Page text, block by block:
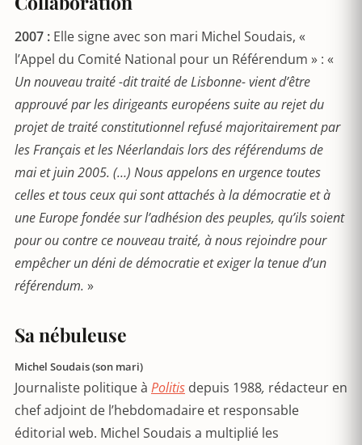
2007 : Elle signe avec son mari Michel Soudais, «
l’Appel du Comité National pour un Référendum » : «
Un nouveau traité -dit traité de Lisbonne- vient d’être
approuvé par les dirigeants européens suite au rejet du
projet de traité constitutionnel refusé majoritairement par
les Français et les Néerlandais lors des référendums de
mai et juin 2005. (…) Nous appelons en urgence toutes
celles et tous ceux qui sont attachés à la démocratie et à
une Europe fondée sur l’adhésion des peuples, qu’ils soient
pour ou contre ce nouveau traité, à nous rejoindre pour
empêcher un déni de démocratie et exiger la tenue d’un
référendum. »
Sa nébuleuse
Michel Soudais (son mari)
Journaliste politique à Politis depuis 1988, rédacteur en
chef adjoint de l’hebdomadaire et responsable
éditorial web. Michel Soudais a multiplié les